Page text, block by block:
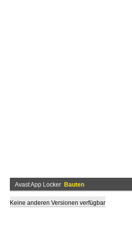
Avast App Locker Bauten
Keine anderen Versionen verfügbar